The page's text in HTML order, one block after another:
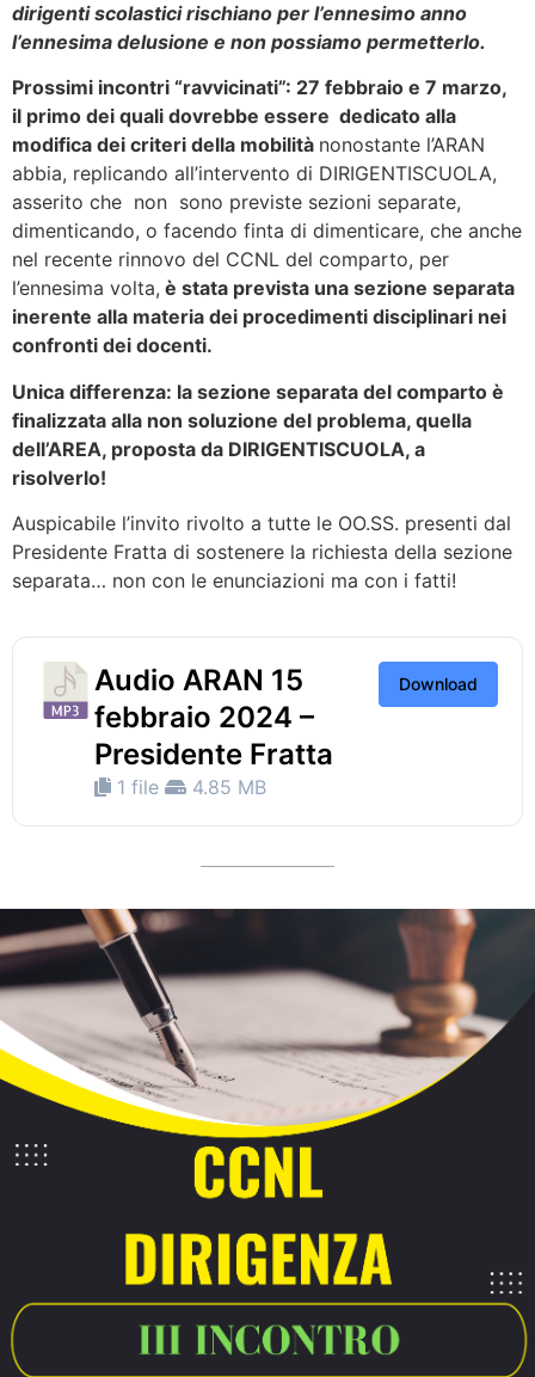
dirigenti scolastici rischiano per l’ennesimo anno
l’ennesima delusione e non possiamo permetterlo.
Prossimi incontri “ravvicinati”: 27 febbraio e 7 marzo,
il primo dei quali dovrebbe essere dedicato alla
modifica dei criteri della mobilità nonostante l’ARAN
abbia, replicando all’intervento di DIRIGENTISCUOLA,
asserito che non sono previste sezioni separate,
dimenticando, o facendo finta di dimenticare, che anche
nel recente rinnovo del CCNL del comparto, per
l’ennesima volta, è stata prevista una sezione separata
inerente alla materia dei procedimenti disciplinari nei
confronti dei docenti.
Unica differenza: la sezione separata del comparto è
finalizzata alla non soluzione del problema, quella
dell’AREA, proposta da DIRIGENTISCUOLA, a
risolverlo!
Auspicabile l’invito rivolto a tutte le OO.SS. presenti dal
Presidente Fratta di sostenere la richiesta della sezione
separata… non con le enunciazioni ma con i fatti!
Audio ARAN 15
febbraio 2024 –
Presidente Fratta
1 file 4.85 MB
Download